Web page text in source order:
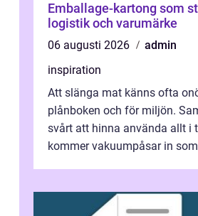
Emballage-kartong som
logistik och varumärke
06 augusti 2026
admin
inspiration
Att slänga mat känns ofta
plånboken och för miljön.
svårt att hinna använda allt i
kommer vakuumpåsar in